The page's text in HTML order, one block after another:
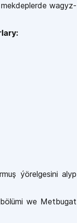
wagyz-
ýörelgesini alyp
we Metbugat